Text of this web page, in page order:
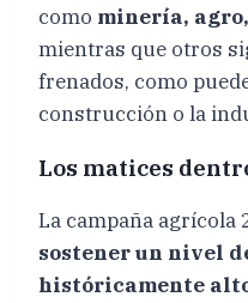
como minería,
mientras que otros
frenados, como
construcción o la
Los matices
La campaña agrícola
sostener un nivel
históricamente